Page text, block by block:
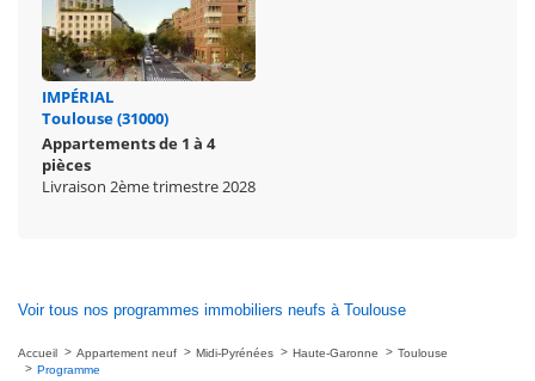
IMPÉRIAL
Toulouse (31000)
Appartements de 1 à 4
pièces
Livraison 2ème trimestre 2028
Voir tous nos programmes immobiliers neufs à Toulouse
Accueil Appartement neuf Midi-Pyrénées Haute-Garonne
Toulouse
Programme